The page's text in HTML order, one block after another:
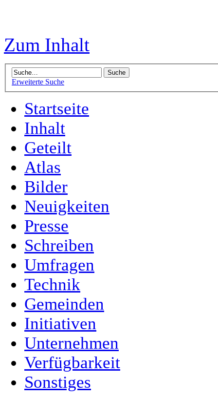
Zum Inhalt
Erweiterte Suche
Startseite
Inhalt
Geteilt
Atlas
Bilder
Neuigkeiten
Presse
Schreiben
Umfragen
Technik
Gemeinden
Initiativen
Unternehmen
Verfügbarkeit
Sonstiges